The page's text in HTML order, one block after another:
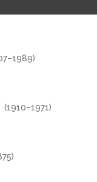
(1910–1971)